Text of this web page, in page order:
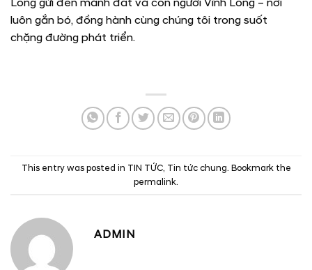
Long gửi đến mảnh đất và con người Vĩnh Long – nơi
luôn gắn bó, đồng hành cùng chúng tôi trong suốt
chặng đường phát triển.
This entry was posted in TIN TỨC, Tin tức chung. Bookmark the
permalink.
ADMIN